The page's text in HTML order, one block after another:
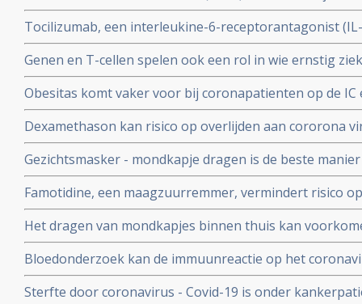
verklaart hoge aantal besmettingen in USA. En
D614 van het Covid-19 virus over zodra deze kruisen.
Tocilizumab, een interleukine-6-receptorantagonist
verbetert overleving, minder mechanische beademing
klachten van patienten met het cytokine-release-
COVID-19
Genen en T-cellen spelen ook een rol in wie ernstig
minder ziek blijkt uit verschillende nieuwe studies
Obesitas komt vaker voor bij coronapatienten op de
met de algehele bevolking in Frankrijk. Ook elders is
te krijgen
Dexamethason kan risico op overlijden aan cororona
wanneer patienten eenmaal aan de beademing liggen.
Gezichtsmasker - mondkapje dragen is de beste
coronavirus - Covid-19 te verminderen. Blijkt uit grote
Famotidine, een maagzuurremmer, vermindert risico
COVID-19, en voorkomt dat er mechanisch beademd
onder 1000 coronapatienten
Het dragen van mondkapjes binnen thuis kan
besmet worden met het coronavirus - COVID-19 blijkt
Bloedonderzoek kan de immuunreactie op het
volgen en voorspellen hoe de ziekte zich zal
Sterfte door coronavirus - Covid-19 is onder